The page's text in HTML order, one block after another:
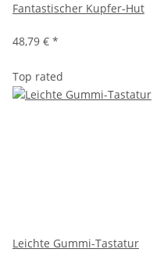
Fantastischer Kupfer-Hut
48,79 € *
Top rated
Leichte Gummi-Tastatur